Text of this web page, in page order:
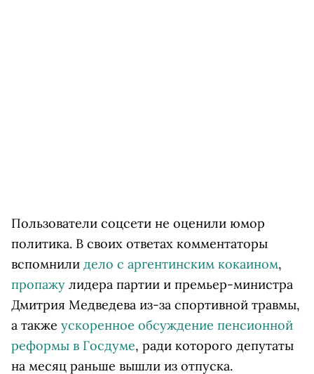
Пользователи соцсети не оценили юмор
политика. В своих ответах комментаторы
вспомнили дело с аргентинским кокаином,
пропажу лидера партии и премьер-министра
Дмитрия Медведева из-за спортивной травмы,
а также ускоренное обсуждение пенсионной
реформы в Госдуме, ради которого депутаты
на месяц раньше вышли из отпуска.